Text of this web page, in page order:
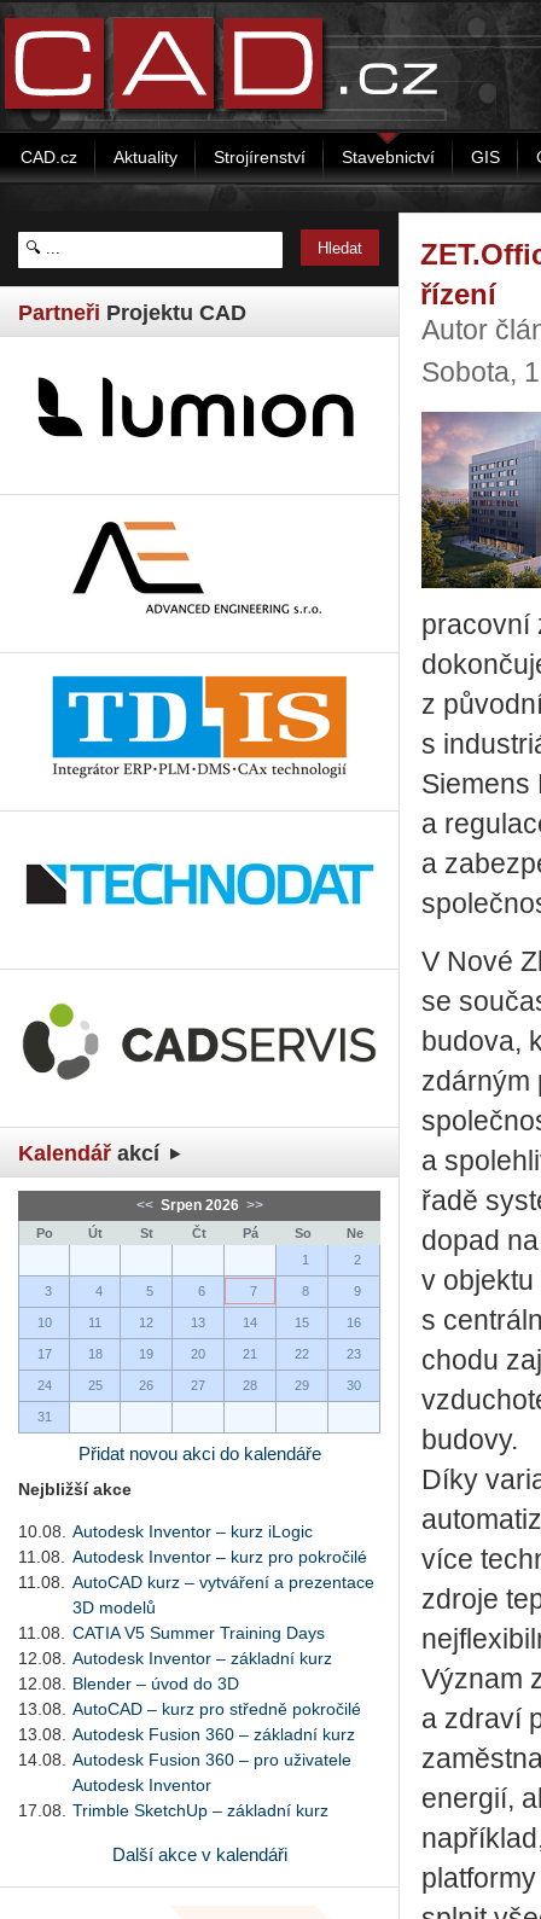
CAD.cz Aktuality Strojírenství Stavebnictví GIS
Partneři Projektu CAD
Kalendář akcí
<< Srpen 2026 >>
Po Út St Čt Pá So
Ne
1
2
3 4 5 6 7 8 9
10 11 12 13 14 15 16
17 18 19 20 21 22 23
24 25 26 27 28 29 30
31
Přidat novou akci do kalendáře
Nejbližší akce
10.08.
Autodesk Inventor – kurz iLogic
11.08.
Autodesk Inventor – kurz pro pokročilé
11.08.
AutoCAD kurz – vytváření a prezentace
3D modelů
11.08.
CATIA V5 Summer Training Days
12.08.
Autodesk Inventor – základní kurz
12.08.
Blender – úvod do 3D
13.08.
AutoCAD – kurz pro středně pokročilé
13.08.
Autodesk Fusion 360 – základní kurz
14.08.
Autodesk Fusion 360 – pro uživatele
Autodesk Inventor
17.08.
Trimble SketchUp – základní kurz
Další akce v kalendáři
řízení
Autor
Sobota,
pracovní
z
s
Siemens
a
a
V Nové
se
budova,
zdárným
a
řadě
dopad
v objektu
s
chodu
budovy.
Díky
více
zdroje
Význam
a zdraví
energií,